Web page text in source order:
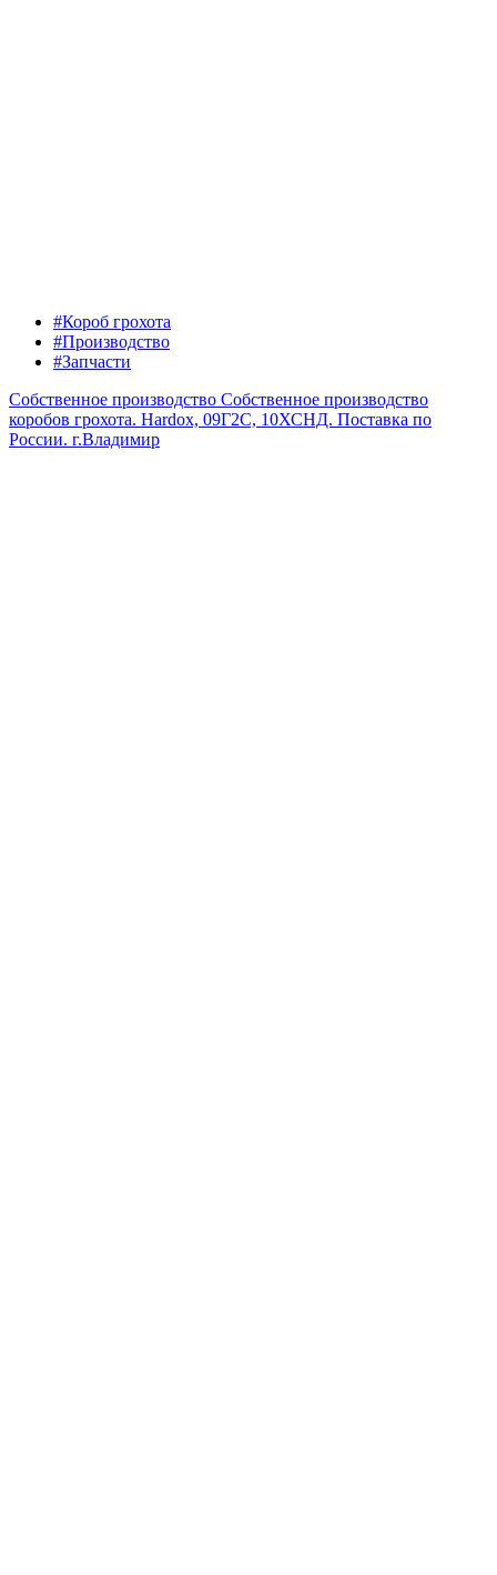
#Короб грохота
#Производство
#Запчасти
Собственное производство Собственное производство
коробов грохота. Hardox, 09Г2С, 10ХСНД. Поставка по
России. г.Владимир